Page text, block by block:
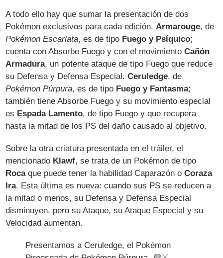
A todo ello hay que sumar la presentación de dos
Pokémon exclusivos para cada edición.Armarouge, de
Pokémon Escarlata, es de tipo Fuego y Psíquico;
cuenta con Absorbe Fuego y con el movimientoCañón
Armadura, un potente ataque de tipo Fuego que reduce
su Defensa y Defensa Especial.Ceruledge, de
Pokémon Púrpura, es de tipo Fuego y Fantasma;
también tiene Absorbe Fuego y su movimiento especial
es Espada Lamento, de tipo Fuego y que recupera
hasta la mitad de los PS del daño causado al objetivo.
Sobre la otra criatura presentada en el tráiler, el
mencionado Klawf, se trata de un Pokémon de tipo
Rocaque puede tener la habilidad Caparazón oCoraza
Ira. Esta última es nueva: cuando sus PS se reducen a
la mitad o menos, su Defensa y Defensa Especial
disminuyen, pero su Ataque, su Ataque Especial y su
Velocidad aumentan.
Presentamos a Ceruledge, el Pokémon